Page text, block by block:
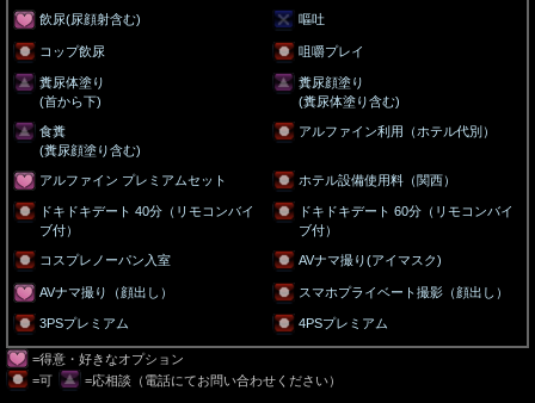
飲尿(尿顔射含む) 嘔吐
コップ飲尿 咀嚼プレイ
糞尿体塗り
(首から下)
糞尿顔塗り
(糞尿体塗り含む)
食糞
(糞尿顔塗り含む)
アルファイン利用（ホテル代別）
アルファイン プレミアムセット ホテル設備使用料（関西）
ドキドキデート 40分（リモコンバイ
ブ付）
ドキドキデート 60分（リモコンバイ
ブ付）
コスプレノーパン入室 AVナマ撮り(アイマスク)
AVナマ撮り（顔出し） スマホプライベート撮影（顔出し）
3PSプレミアム 4PSプレミアム
=得意・好きなオプション
=可
=応相談（電話にてお問い合わせください）